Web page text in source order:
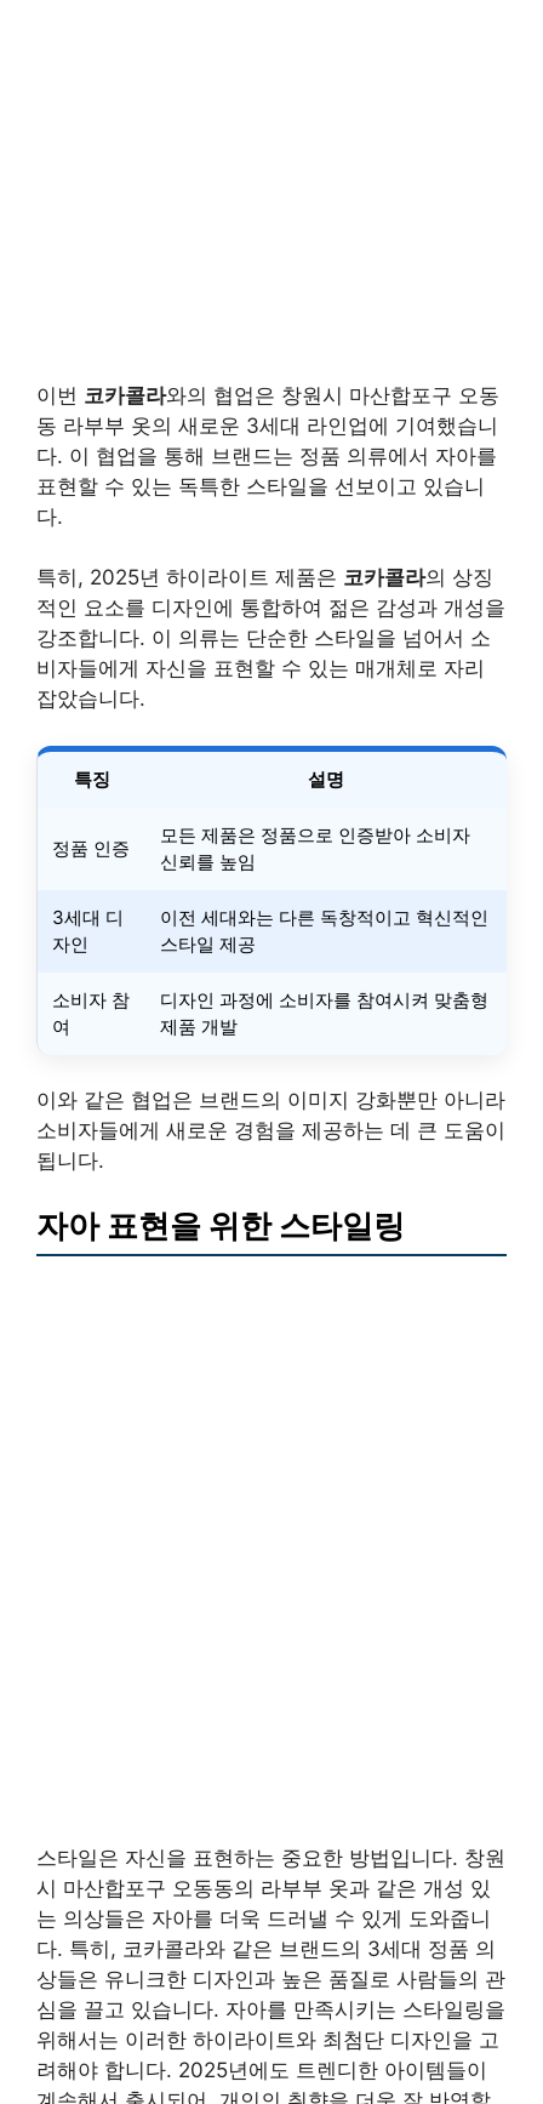
이번 코카콜라와의 협업은 창원시 마산합포구 오동
동 라부부 옷의 새로운 3세대 라인업에 기여했습니
다. 이 협업을 통해 브랜드는 정품 의류에서 자아를
표현할 수 있는 독특한 스타일을 선보이고 있습니
다.
특히, 2025년 하이라이트 제품은 코카콜라의 상징
적인 요소를 디자인에 통합하여 젊은 감성과 개성을
강조합니다. 이 의류는 단순한 스타일을 넘어서 소
비자들에게 자신을 표현할 수 있는 매개체로 자리
잡았습니다.
특징 설명
정품 인증
모든 제품은 정품으로 인증받아 소비자
신뢰를 높임
3세대 디
자인
이전 세대와는 다른 독창적이고 혁신적인
스타일 제공
소비자 참
여
디자인 과정에 소비자를 참여시켜 맞춤형
제품 개발
이와 같은 협업은 브랜드의 이미지 강화뿐만 아니라
소비자들에게 새로운 경험을 제공하는 데 큰 도움이
됩니다.
자아 표현을 위한 스타일링
스타일은 자신을 표현하는 중요한 방법입니다. 창원
시 마산합포구 오동동의 라부부 옷과 같은 개성 있
는 의상들은 자아를 더욱 드러낼 수 있게 도와줍니
다. 특히, 코카콜라와 같은 브랜드의 3세대 정품 의
상들은 유니크한 디자인과 높은 품질로 사람들의 관
심을 끌고 있습니다. 자아를 만족시키는 스타일링을
위해서는 이러한 하이라이트와 최첨단 디자인을 고
려해야 합니다. 2025년에도 트렌디한 아이템들이